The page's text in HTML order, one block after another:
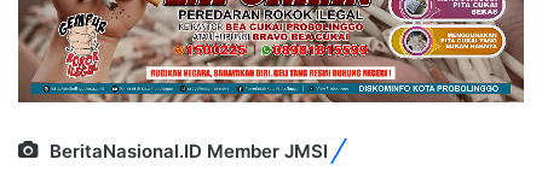
BeritaNasional.ID Member JMSI